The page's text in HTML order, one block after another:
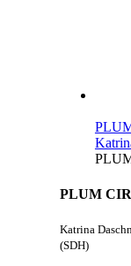
PLUM
Katrina
(SDH)